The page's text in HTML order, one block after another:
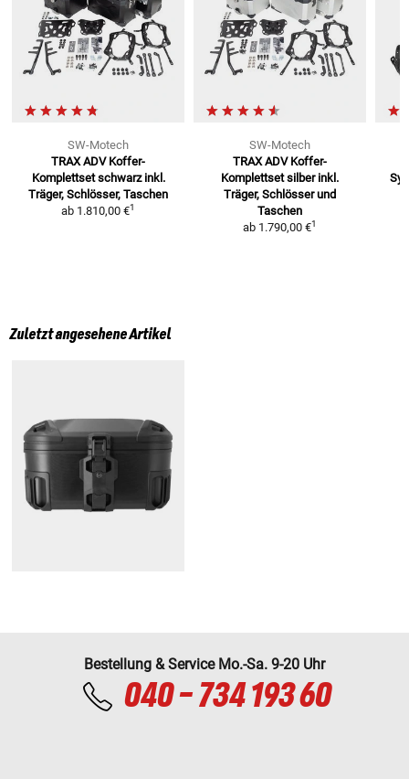
SW-Motech
TRAX ADV Koffer-
Komplettset schwarz inkl.
Träger, Schlösser, Taschen
ab 1.810,00 €1
SW-Motech
TRAX ADV Koffer-
Komplettset silber inkl.
Träger, Schlösser und
Taschen
ab 1.790,00 €1
Zuletzt angesehene Artikel
Bestellung & Service Mo.-Sa. 9-20 Uhr
040 - 734 193 60